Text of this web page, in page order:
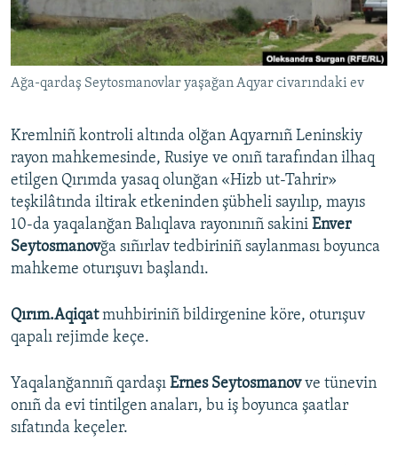
Русский
Українською
QOŞULIÑIZ!
RFE/RS bütün saytları
Ağa-qardaş Seytosmanovlar yaşağan Aqyar civarındaki ev
Kremlniñ kontroli altında olğan Aqyarnıñ Leninskiy
rayon mahkemesinde, Rusiye ve onıñ tarafından ilhaq
etilgen Qırımda yasaq olunğan «Hizb ut-Tahrir»
teşkilâtında iltirak etkeninden şübheli sayılıp, mayıs
10-da yaqalanğan Balıqlava rayonınıñ sakini Enver
Seytosmanovğa sıñırlav tedbiriniñ saylanması boyunca
mahkeme oturışuvı başlandı.
Qırım.Aqiqatmuhbiriniñ bildirgenine köre, oturışuv
qapalı rejimde keçe.
Yaqalanğannıñ qardaşı Ernes Seytosmanovve tünevin
onıñ da evi tintilgen anaları, bu iş boyunca şaatlar
sıfatında keçeler.